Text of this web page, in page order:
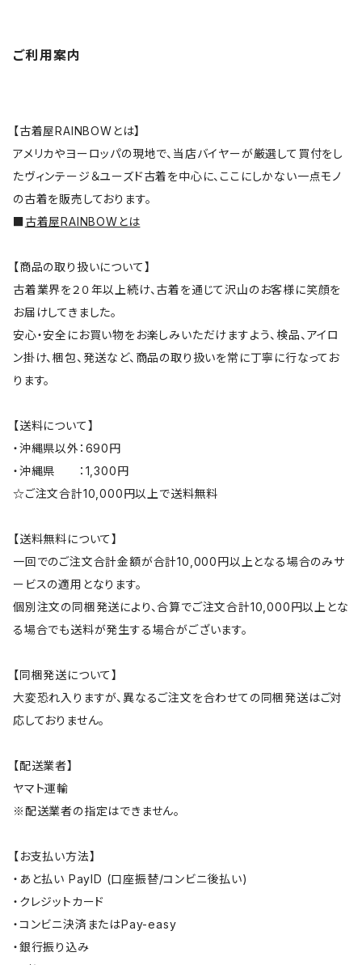
ご利用案内
【古着屋RAINBOWとは】
アメリカやヨーロッパの現地で、当店バイヤーが厳選して買付をし
たヴィンテージ＆ユーズド古着を中心に、ここにしかない一点モノ
の古着を販売しております。
■古着屋RAINBOWとは
【商品の取り扱いについて】
古着業界を２０年以上続け、古着を通じて沢山のお客様に笑顔を
お届けしてきました。
安心・安全にお買い物をお楽しみいただけますよう、検品、アイロ
ン掛け、梱包、発送など、商品の取り扱いを常に丁寧に行なってお
ります。
【送料について】
・沖縄県以外：690円
・沖縄県 ：1,300円
☆ご注文合計10,000円以上で送料無料
【送料無料について】
一回でのご注文合計金額が合計10,000円以上となる場合のみサ
ービスの適用となります。
個別注文の同梱発送により、合算でご注文合計10,000円以上とな
る場合でも送料が発生する場合がございます。
【同梱発送について】
大変恐れ入りますが、異なるご注文を合わせての同梱発送はご対
応しておりません。
【配送業者】
ヤマト運輸
※配送業者の指定はできません。
【お支払い方法】
・あと払い PayID (口座振替/コンビニ後払い)
・クレジットカード
・コンビニ決済またはPay-easy
・銀行振り込み